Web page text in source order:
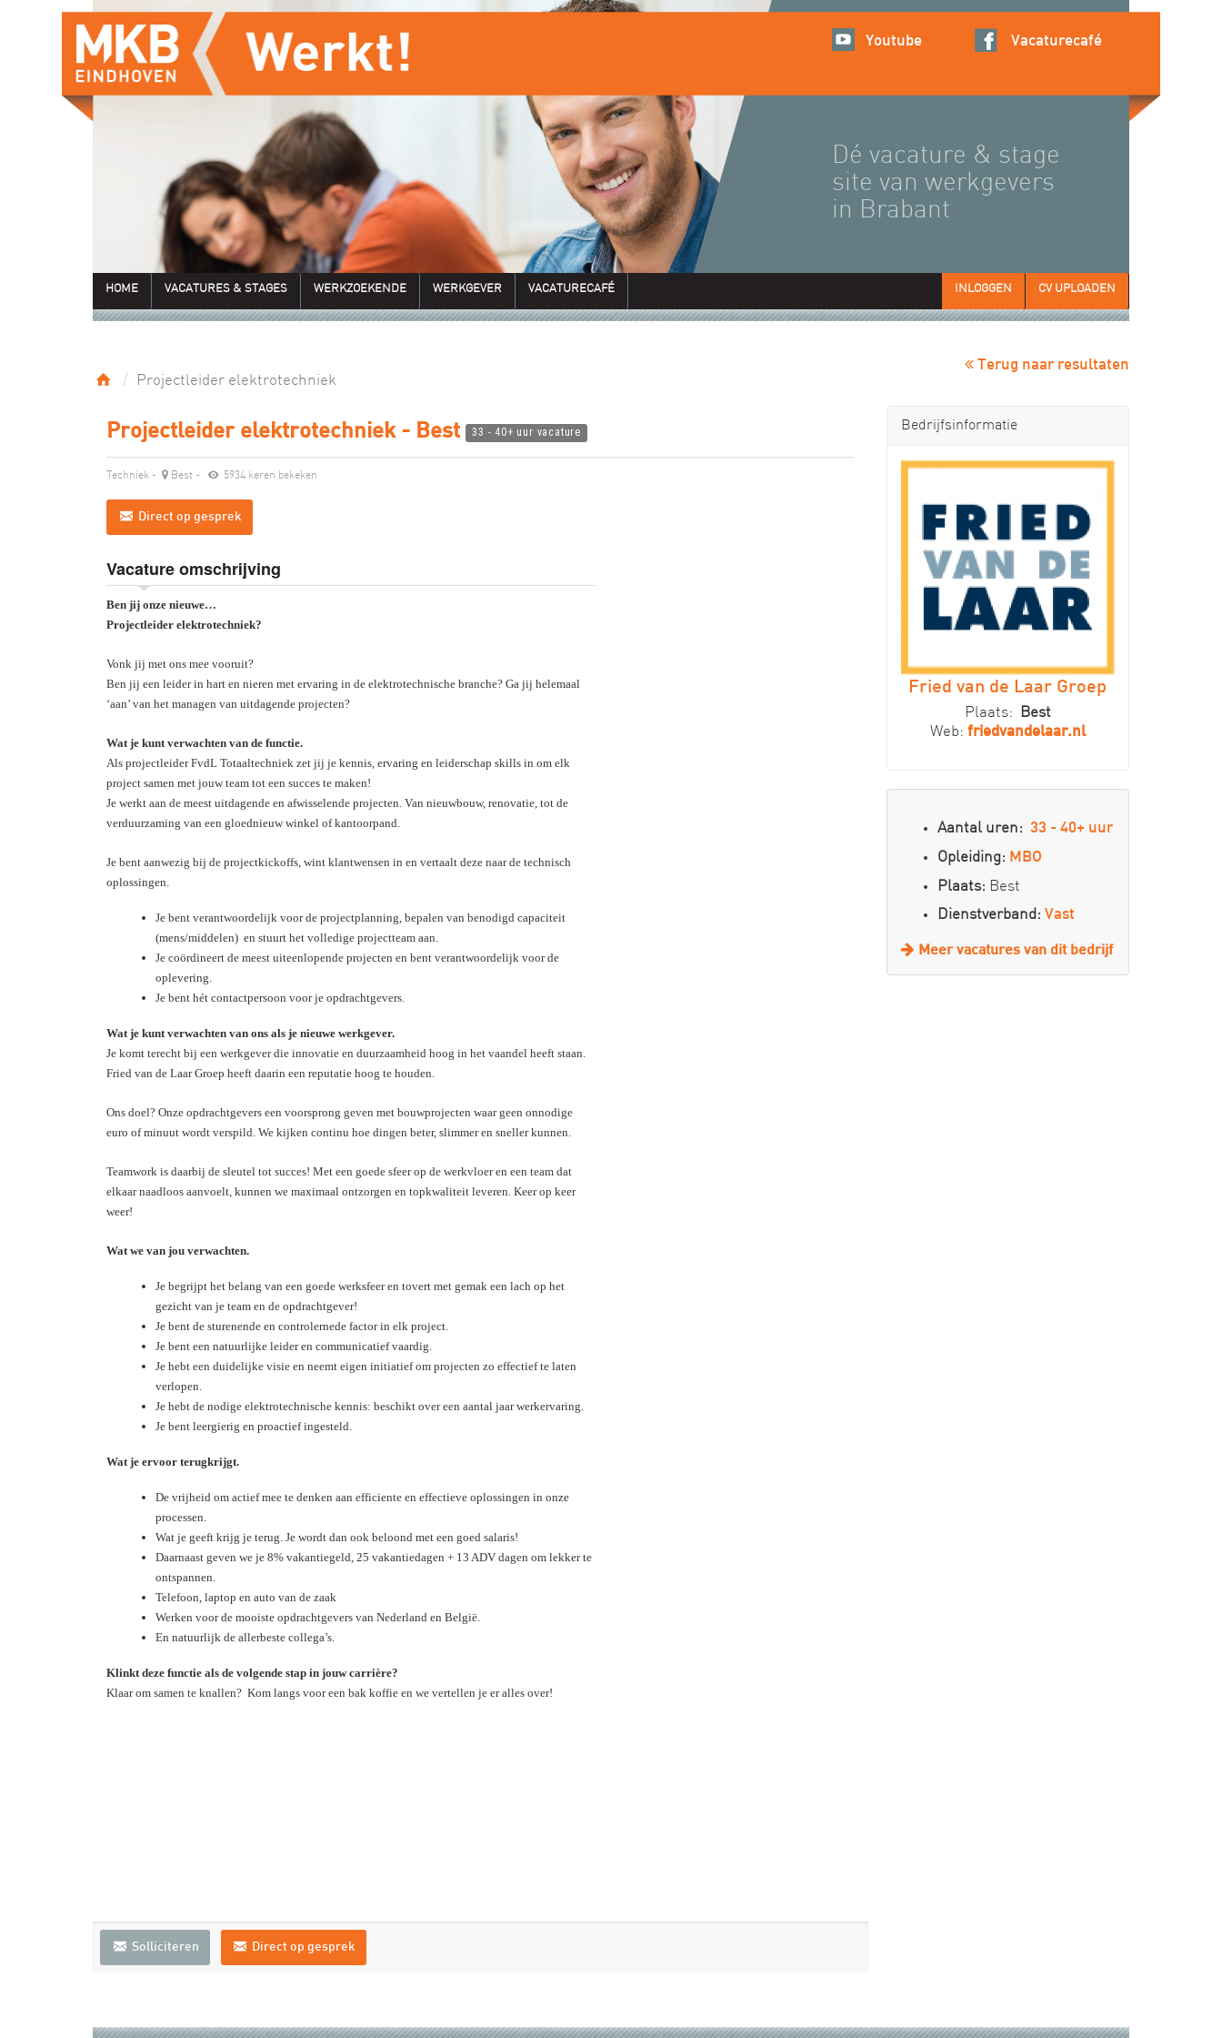
Youtube Vacaturecafé
Dé vacature & stage
site van werkgevers
in Brabant
HOME VACATURES & STAGES WERKZOEKENDE WERKGEVER VACATURECAFÉ CV UPLOADEN
INLOGGEN
Projectleider elektrotechniek
Terug naar resultaten
Projectleider elektrotechniek - Best 33 - 40+ uur vacature
Techniek - Best - 5934 keren bekeken
Direct op gesprek
Vacature omschrijving
Ben jij onze nieuwe…
Projectleider elektrotechniek?
Vonk jij met ons mee vooruit?
Ben jij een leider in hart en nieren met ervaring in de elektrotechnische branche? Ga jij helemaal
‘aan’ van het managen van uitdagende projecten?
Wat je kunt verwachten van de functie.
Als projectleider FvdL Totaaltechniek zet jij je kennis, ervaring en leiderschap skills in om elk
project samen met jouw team tot een succes te maken!
Je werkt aan de meest uitdagende en afwisselende projecten. Van nieuwbouw, renovatie, tot de
verduurzaming van een gloednieuw winkel of kantoorpand.
Je bent aanwezig bij de projectkickoffs, wint klantwensen in en vertaalt deze naar de technisch
oplossingen.
Je bent verantwoordelijk voor de projectplanning, bepalen van benodigd capaciteit
(mens/middelen) en stuurt het volledige projectteam aan.
Je coördineert de meest uiteenlopende projecten en bent verantwoordelijk voor de
oplevering.
Je bent hét contactpersoon voor je opdrachtgevers.
Wat je kunt verwachten van ons als je nieuwe werkgever.
Je komt terecht bij een werkgever die innovatie en duurzaamheid hoog in het vaandel heeft staan.
Fried van de Laar Groep heeft daarin een reputatie hoog te houden.
Ons doel? Onze opdrachtgevers een voorsprong geven met bouwprojecten waar geen onnodige
euro of minuut wordt verspild. We kijken continu hoe dingen beter, slimmer en sneller kunnen.
Teamwork is daarbij de sleutel tot succes! Met een goede sfeer op de werkvloer en een team dat
elkaar naadloos aanvoelt, kunnen we maximaal ontzorgen en topkwaliteit leveren. Keer op keer
weer!
Wat we van jou verwachten.
Je begrijpt het belang van een goede werksfeer en tovert met gemak een lach op het
gezicht van je team en de opdrachtgever!
Je bent de sturenende en controlernede factor in elk project.
Je bent een natuurlijke leider en communicatief vaardig.
Je hebt een duidelijke visie en neemt eigen initiatief om projecten zo effectief te laten
verlopen.
Je hebt de nodige elektrotechnische kennis: beschikt over een aantal jaar werkervaring.
Je bent leergierig en proactief ingesteld.
Wat je ervoor terugkrijgt.
De vrijheid om actief mee te denken aan efficiente en effectieve oplossingen in onze
processen.
Wat je geeft krijg je terug. Je wordt dan ook beloond met een goed salaris!
Daarnaast geven we je 8% vakantiegeld, 25 vakantiedagen + 13 ADV dagen om lekker te
ontspannen.
Telefoon, laptop en auto van de zaak
Werken voor de mooiste opdrachtgevers van Nederland en België.
En natuurlijk de allerbeste collega’s.
Klinkt deze functie als de volgende stap in jouw carrière?
Klaar om samen te knallen? Kom langs voor een bak koffie en we vertellen je er alles over!
Solliciteren Direct op gesprek
Bedrijfsinformatie
Fried van de Laar Groep
Plaats: Best
Web: friedvandelaar.nl
Aantal uren: 33 - 40+ uur
Opleiding: MBO
Plaats: Best
Dienstverband: Vast
Meer vacatures van dit bedrijf